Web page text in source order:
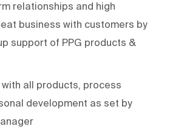
relationships and high
business with customers by
support of PPG products &
all products, process
development as set by